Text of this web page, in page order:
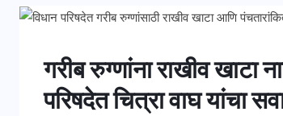
गरीब रुग्णांना राखीव खाटा
परिषदेत चित्रा वाघ यांचा